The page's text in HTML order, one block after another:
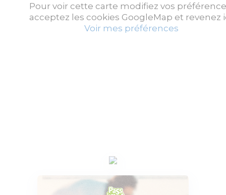
Pour voir cette carte modifiez vos
acceptez les cookies GoogleMap et revenez
Voir mes préférences